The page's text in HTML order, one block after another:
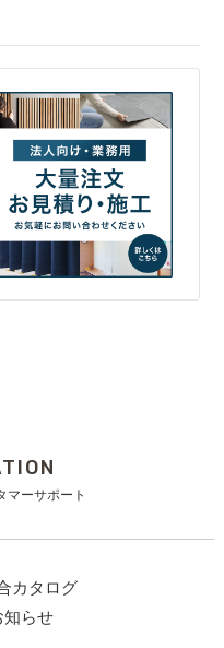
マーサポート
カタログ
知らせ